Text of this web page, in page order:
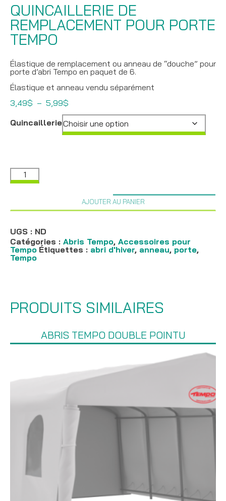
QUINCAILLERIE DE
REMPLACEMENT POUR PORTE
TEMPO
Élastique de remplacement ou anneau de “douche” pour
porte d’abri Tempo en paquet de 6.
Élastique et anneau vendu séparément
3,49$ – 5,99$
prix :
3,49$
à
Quincaillerie
quantité
de
pour
Tempo
AJOUTER AU PANIER
UGS : ND
Catégories : Abris Tempo, Accessoires pour
Tempo Étiquettes : abri d'hiver, anneau,porte,
Tempo
PRODUITS SIMILAIRES
ABRIS TEMPO DOUBLE POINTU